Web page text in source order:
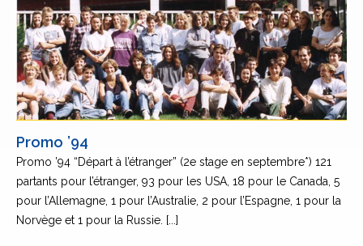
Promo ’94
Promo ’94 “Départ à l’étranger” (2e stage en septembre*) 121
partants pour l’étranger, 93 pour les USA, 18 pour le Canada, 5
pour l’Allemagne, 1 pour l’Australie, 2 pour l’Espagne, 1 pour la
Norvège et 1 pour la Russie. [...]